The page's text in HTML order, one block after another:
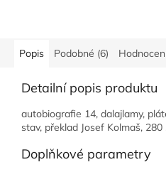
Popis Podobné (6)
Detailní popis produktu
autobiografie 14, dalajlamy,
stav, překlad Josef Kolmaš,
Doplňkové parametry